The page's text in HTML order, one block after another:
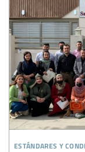
estándares y